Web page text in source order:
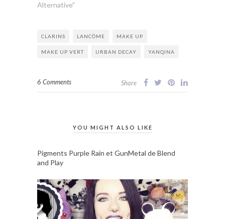
Alternative"
CLARINS LANCÔME MAKE UP
MAKE UP VERT URBAN DECAY YANQINA
6 Comments Share
YOU MIGHT ALSO LIKE
Pigments Purple Rain et GunMetal de Blend
and Play